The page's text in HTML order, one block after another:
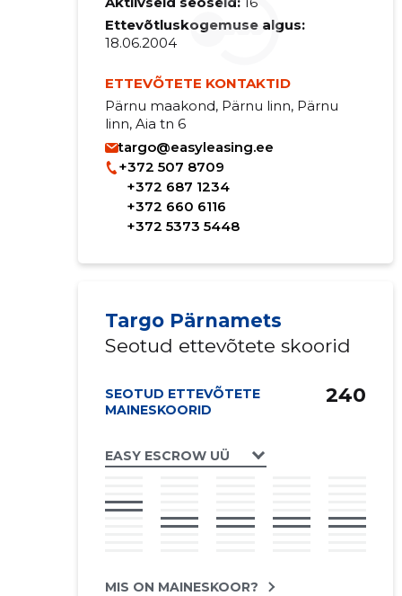
Ettevõtluskogemuse algus:
18.06.2004
ETTEVÕTETE KONTAKTID
Pärnu maakond, Pärnu linn, Pärnu
linn, Aia tn 6
targo@easyleasing.ee
+372 507 8709
+372 687 1234
+372 660 6116
+372 5373 5448
Targo Pärnamets
Seotud ettevõtete skoorid
SEOTUD ETTEVÕTETE
MAINESKOORID
EASY ESCROW UÜ
240
MIS ON MAINESKOOR?